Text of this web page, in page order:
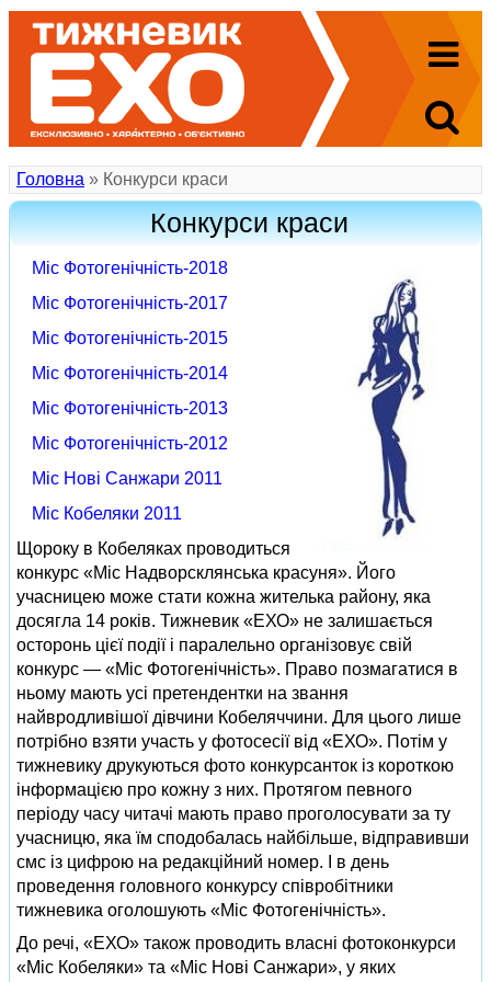
Головна » Конкурси краси
Конкурси краси
Міс Фотогенічність-2018
Міс Фотогенічність-2017
Міс Фотогенічність-2015
Міс Фотогенічність-2014
Міс Фотогенічність-2013
Міс Фотогенічність-2012
Міс Нові Санжари 2011
Міс Кобеляки 2011
Щороку в Кобеляках проводиться
конкурс «Міс Надворсклянська красуня». Його
учасницею може стати кожна жителька району, яка
досягла 14 років. Тижневик «ЕХО» не залишається
осторонь цієї події і паралельно організовує свій
конкурс — «Міс Фотогенічність». Право позмагатися в
ньому мають усі претендентки на звання
найвродливішої дівчини Кобеляччини. Для цього лише
потрібно взяти участь у фотосесії від «ЕХО». Потім у
тижневику друкуються фото конкурсанток із короткою
інформацією про кожну з них. Протягом певного
періоду часу читачі мають право проголосувати за ту
учасницю, яка їм сподобалась найбільше, відправивши
смс із цифрою на редакційний номер. І в день
проведення головного конкурсу співробітники
тижневика оголошують «Міс Фотогенічність».
До речі, «ЕХО» також проводить власні фотоконкурси
«Міс Кобеляки» та «Міс Нові Санжари», у яких